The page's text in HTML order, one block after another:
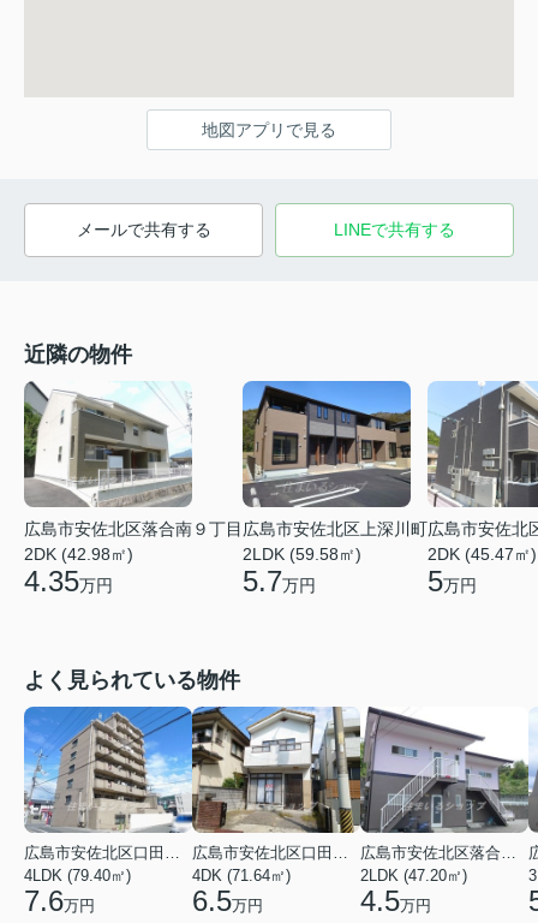
地図アプリで見る
メールで共有する LINEで共有する
近隣の物件
広島市安佐北区落合南９丁目
2DK (42.98㎡)
4.35万円
広島市安佐北区上深川町
2LDK (59.58㎡)
5.7万円
広島市安佐北
2DK (45.47㎡)
5万円
よく見られている物件
広島市安佐北区口田３丁目
4LDK (79.40㎡)
7.6万円
広島市安佐北区口田５丁目
4DK (71.64㎡)
6.5万円
広島市安佐北区落合南９丁目
2LDK (47.20㎡)
4.5万円